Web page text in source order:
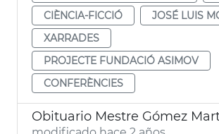
CIÈNCIA-FICCIÓ
JOSÉ LUIS
XARRADES
PROJECTE FUNDACIÓ ASIMOV
CONFERÈNCIES
Obituario Mestre Gómez